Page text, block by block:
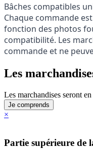
Bâches compatibles
Chaque commande
fonction des photos
compatibilité. Les
commande et ne
Les
Les marchandises seront
Je comprends
×
Partie supérieure de